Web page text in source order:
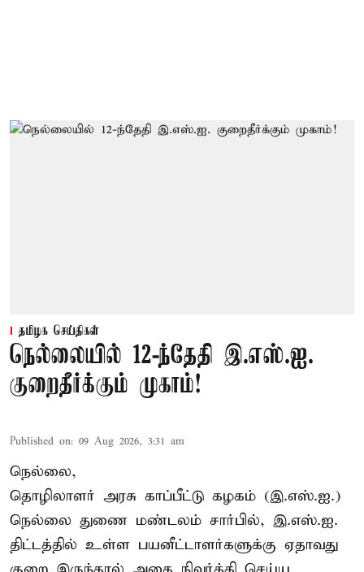
தமிழக செய்திகள்
நெல்லையில் 12-ந்தேதி இ.எஸ்.ஐ.
குறைதீர்க்கும் முகாம்!
Published on: 09 Aug 2026, 3:31 am
நெல்லை,
தொழிலாளர் அரசு காப்பீட்டு கழகம் (இ.எஸ்.ஐ.)
நெல்லை துணை மண்டலம் சார்பில், இ.எஸ்.ஐ.
திட்டத்தில் உள்ள பயனீட்டாளர்களுக்கு ஏதாவது